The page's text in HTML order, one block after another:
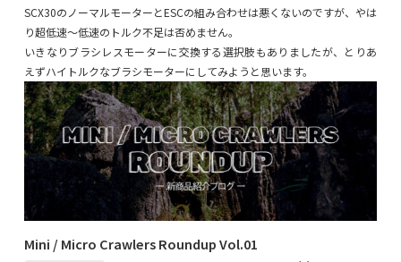
SCX30のノーマルモーターとESCの組み合わせは悪くないのですが、やは
り超低速〜低速のトルク不足は否めません。
いきなりブラシレスモーターに交換する選択肢もありましたが、とりあ
えずハイトルクなブラシモーターにしてみようと思います。
Mini / Micro Crawlers Roundup Vol.01